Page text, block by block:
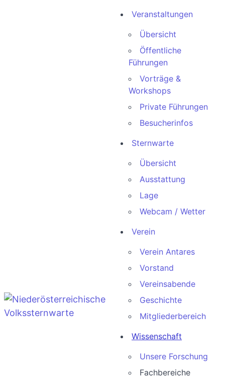
Veranstaltungen
Übersicht
Öffentliche
Führungen
Vorträge &
Workshops
Private Führungen
Besucherinfos
Sternwarte
Übersicht
Ausstattung
Lage
Webcam / Wetter
Verein
Verein Antares
Vorstand
Vereinsabende
Geschichte
Mitgliederbereich
Wissenschaft
Unsere Forschung
Fachbereiche